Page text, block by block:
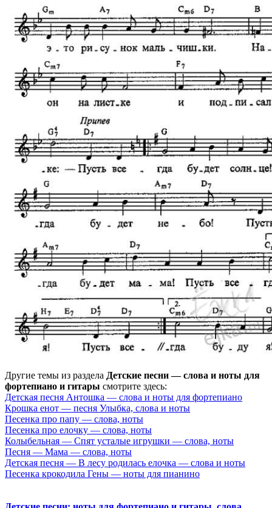
Другие темы из раздела Детские песни — слова и ноты для
фортепиано и гитары смотрите здесь:
Детская песня Антошка — слова и ноты для фортепиано
Крошка енот — песня Улыбка, слова и ноты
Песенка про папу — слова, ноты
Песенка про елочку — слова, ноты
Колыбельная — Спят усталые игрушки — слова, ноты
Песня — Мама — слова, ноты
Детская песня — В лесу родилась елочка — слова и ноты
Песенка крокодила Гены — ноты для пианино